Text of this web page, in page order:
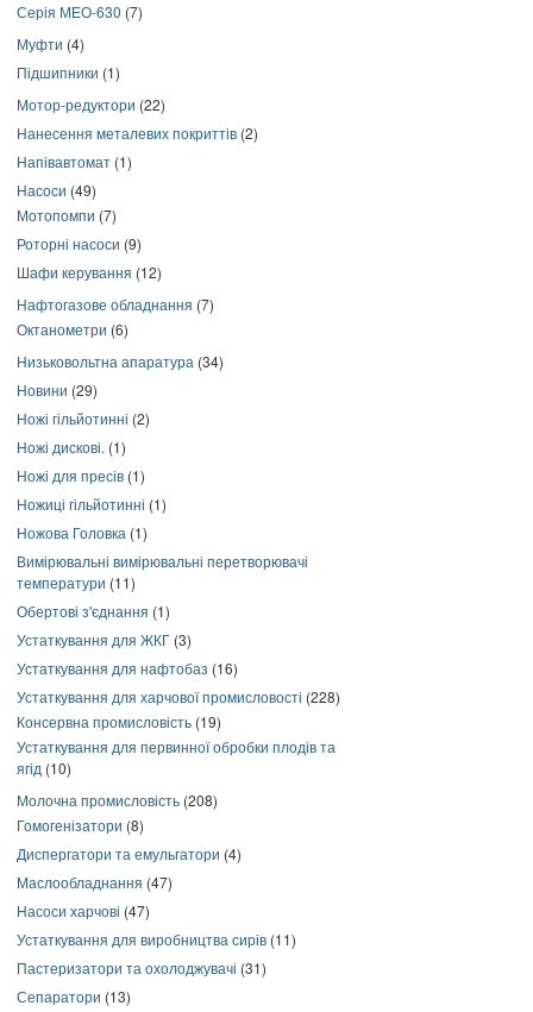
Серія МЕО-630 (7)
Муфти (4)
Підшипники (1)
Мотор-редуктори (22)
Нанесення металевих покриттів (2)
Напівавтомат (1)
Насоси (49)
Мотопомпи (7)
Роторні насоси (9)
Шафи керування (12)
Нафтогазове обладнання (7)
Октанометри (6)
Низьковольтна апаратура (34)
Новини (29)
Ножі гільйотинні (2)
Ножі дискові. (1)
Ножі для пресів (1)
Ножиці гільйотинні (1)
Ножова Головка (1)
Вимірювальні вимірювальні перетворювачі
температури (11)
Обертові з'єднання (1)
Устаткування для ЖКГ (3)
Устаткування для нафтобаз (16)
Устаткування для харчової промисловості (228)
Консервна промисловість (19)
Устаткування для первинної обробки плодів та
ягід (10)
Молочна промисловість (208)
Гомогенізатори (8)
Диспергатори та емульгатори (4)
Маслообладнання (47)
Насоси харчові (47)
Устаткування для виробництва сирів (11)
Пастеризатори та охолоджувачі (31)
Сепаратори (13)